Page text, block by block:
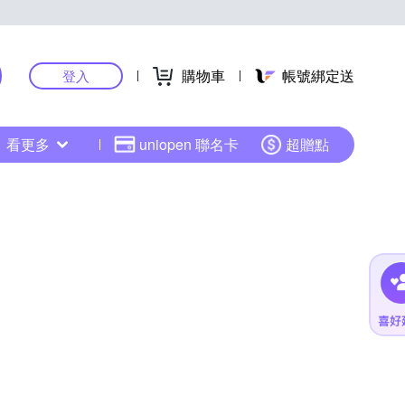
登入 購物車 帳號綁定送
看更多 uniopen 聯名卡 超贈點